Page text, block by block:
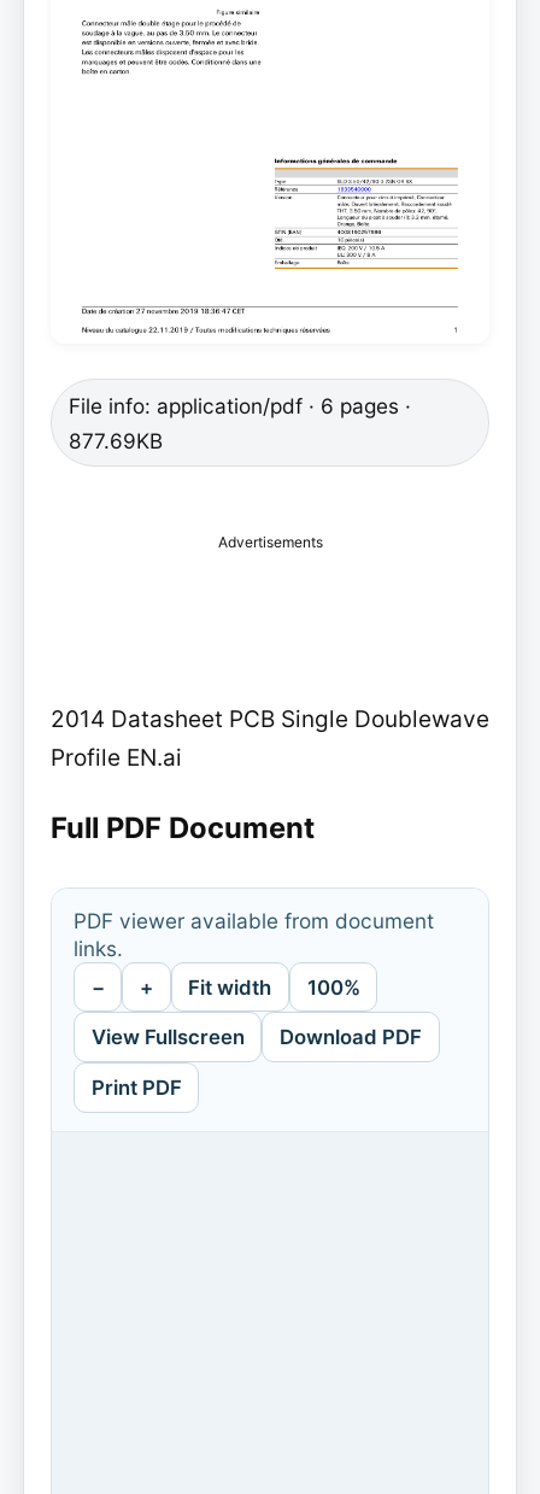
File info: application/pdf · 6 pages ·
877.69KB
Advertisements
2014 Datasheet PCB Single Doublewave
Profile EN.ai
Full PDF Document
PDF viewer available from document
links.
− + Fit width 100%
View Fullscreen Download PDF
Print PDF